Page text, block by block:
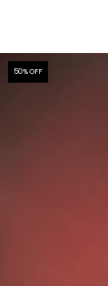
50% OFF